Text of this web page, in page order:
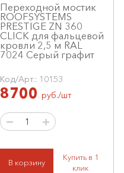
Переходной мостик
ROOFSYSTEMS
PRESTIGE ZN 360
CLICK для фальцевой
кровли 2,5 м RAL
7024 Серый графит
Код/Арт.: 10153
8700 руб./шт
В корзину
Купить в 1
клик